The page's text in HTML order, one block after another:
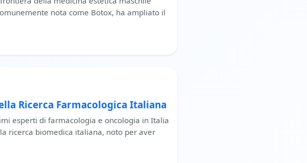
nota come Botox, ha ampliato il
Ricerca Farmacologica Italiana
esperti di farmacologia e oncologia in Italia
ricerca biomedica italiana, noto per aver